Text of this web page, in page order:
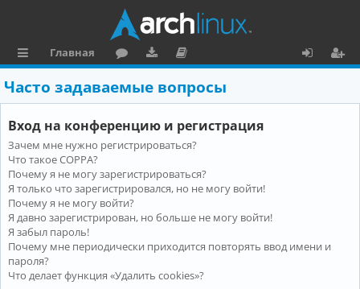
ы
л
к
и
Главная
ру
м
ру
зк
и
ку
м
е
н
та
ц
и
я
о
и
Часто задаваемые вопросы
Вход на конференцию и регистрация
Зачем мне нужно регистрироваться?
Что такое COPPA?
Почему я не могу зарегистрироваться?
Я только что зарегистрировался, но не могу войти!
Почему я не могу войти?
Я давно зарегистрирован, но больше не могу войти!
Я забыл пароль!
Почему мне периодически приходится повторять ввод имени и
пароля?
Что делает функция «Удалить cookies»?